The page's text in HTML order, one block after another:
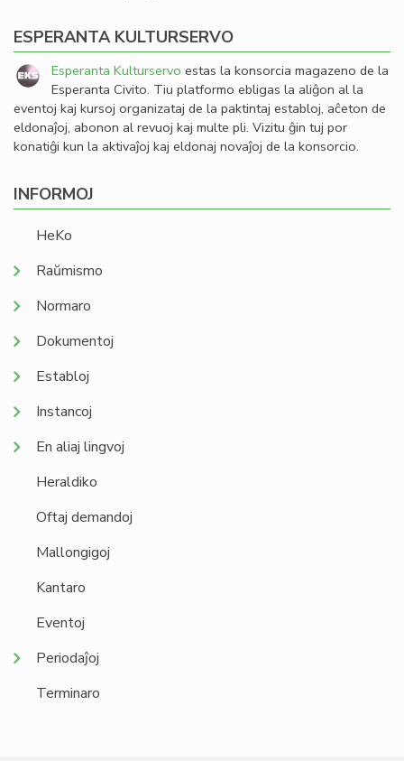
ESPERANTA KULTURSERVO
Esperanta Kulturservo estas la konsorcia magazeno de la
Esperanta Civito. Tiu platformo ebligas la aliĝon al la
eventoj kaj kursoj organizataj de la paktintaj establoj, aĉeton de
eldonaĵoj, abonon al revuoj kaj multe pli. Vizitu ĝin tuj por
konatiĝi kun la aktivaĵoj kaj eldonaj novaĵoj de la konsorcio.
INFORMOJ
HeKo
Raŭmismo
Normaro
Dokumentoj
Establoj
Instancoj
En aliaj lingvoj
Heraldiko
Oftaj demandoj
Mallongigoj
Kantaro
Eventoj
Periodaĵoj
Terminaro